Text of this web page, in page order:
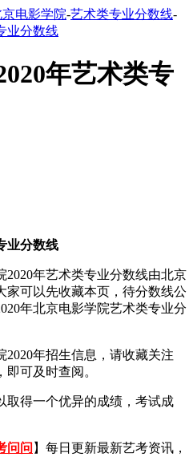
京电影学院-艺术类专业分数线-
业分数线
年艺术类专
业分数线
年艺术类专业分数线由北京
家可以先收藏本页，待分数线公
年北京电影学院艺术类专业分
年招生信息，请收藏关注
，即可及时查阅。
取得一个优异的成绩，考试成
问问 】每日更新最新艺考资讯，